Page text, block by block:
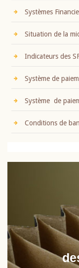
Systèmes
Situation de la
Indicateurs des
Système de
Système de
Conditions de